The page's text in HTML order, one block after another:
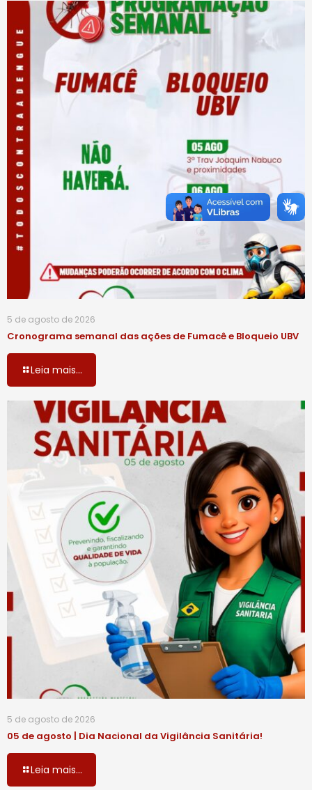
5 de agosto de 2026
Cronograma semanal das ações de Fumacê e Bloqueio UBV
Leia mais...
5 de agosto de 2026
05 de agosto | Dia Nacional da Vigilância Sanitária!
Leia mais...